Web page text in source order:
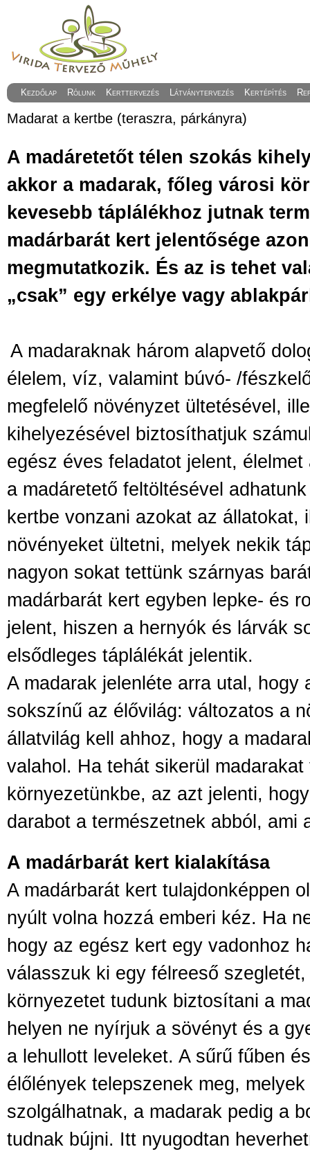
Kezdőlap Rólunk Kerttervezés Látványtervezés Kertépítés
Madarat a kertbe (teraszra, párkányra)
A madáretetőt télen szokás
akkor a madarak, főleg városi
kevesebb táplálékhoz jutnak
madárbarát kert jelentősége
megmutatkozik. És az is tehet
„csak” egy erkélye vagy
A madaraknak három alapvető
élelem, víz, valamint búvó- /
megfelelő növényzet ültetésével,
kihelyezésével biztosíthatjuk
egész éves feladatot jelent,
a madáretető feltöltésével
kertbe vonzani azokat az állatokat,
növényeket ültetni, melyek nekik
nagyon sokat tettünk szárnyas
madárbarát kert egyben lepke- és
jelent, hiszen a hernyók és lárvák
elsődleges táplálékát jelentik.
A madarak jelenléte arra utal, hogy
sokszínű az élővilág: változatos a
állatvilág kell ahhoz, hogy a
valahol. Ha tehát sikerül madarakat
környezetünkbe, az azt jelenti,
darabot a természetnek abból, ami
A madárbarát kert kialakítása
A madárbarát kert tulajdonképpen
nyúlt volna hozzá emberi kéz. Ha
hogy az egész kert egy vadonhoz
válasszuk ki egy félreeső
környezetet tudunk biztosítani a
helyen ne nyírjuk a sövényt és a
a lehullott leveleket. A sűrű fűben
élőlények telepszenek meg,
szolgálhatnak, a madarak pedig a
tudnak bújni. Itt nyugodtan